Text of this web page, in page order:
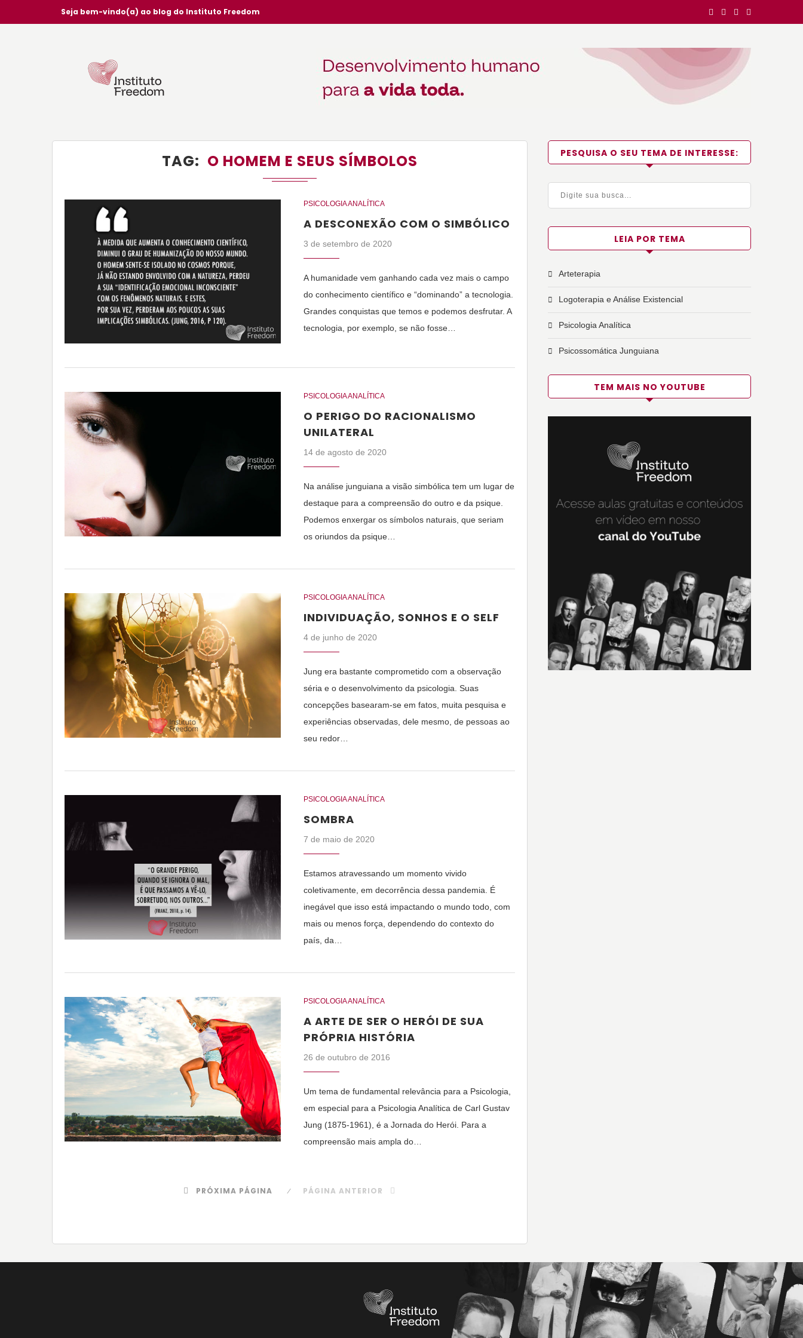
Seja bem-vindo(a) ao blog do Instituto Freedom
TAG O HOMEM E SEUS SÍMBOLOS
PSICOLOGIA ANALÍTICA
A DESCONEXÃO COM O SIMBÓLICO
3 de setembro de 2020
A humanidade vem ganhando cada vez mais o campo
do conhecimento científico e “dominando” a tecnologia.
Grandes conquistas que temos e podemos desfrutar. A
tecnologia, por exemplo, se não fosse…
PSICOLOGIA ANALÍTICA
O PERIGO DO RACIONALISMO
UNILATERAL
14 de agosto de 2020
Na análise junguiana a visão simbólica tem um lugar de
destaque para a compreensão do outro e da psique.
Podemos enxergar os símbolos naturais, que seriam
os oriundos da psique…
PSICOLOGIA ANALÍTICA
INDIVIDUAÇÃO, SONHOS E O SELF
4 de junho de 2020
Jung era bastante comprometido com a observação
séria e o desenvolvimento da psicologia. Suas
concepções basearam-se em fatos, muita pesquisa e
experiências observadas, dele mesmo, de pessoas ao
seu redor…
PSICOLOGIA ANALÍTICA
SOMBRA
7 de maio de 2020
Estamos atravessando um momento vivido
coletivamente, em decorrência dessa pandemia. É
inegável que isso está impactando o mundo todo, com
mais ou menos força, dependendo do contexto do
país, da…
PSICOLOGIA ANALÍTICA
A ARTE DE SER O HERÓI DE SUA
PRÓPRIA HISTÓRIA
26 de outubro de 2016
Um tema de fundamental relevância para a Psicologia,
em especial para a Psicologia Analítica de Carl Gustav
Jung (1875-1961), é a Jornada do Herói. Para a
compreensão mais ampla do…
PRÓXIMA PÁGINA PÁGINA ANTERIOR
PESQUISA O SEU TEMA DE INTERESSE:
LEIA POR TEMA
Arteterapia
Logoterapia e Análise Existencial
Psicologia Analítica
Psicossomática Junguiana
TEM MAIS NO YOUTUBE